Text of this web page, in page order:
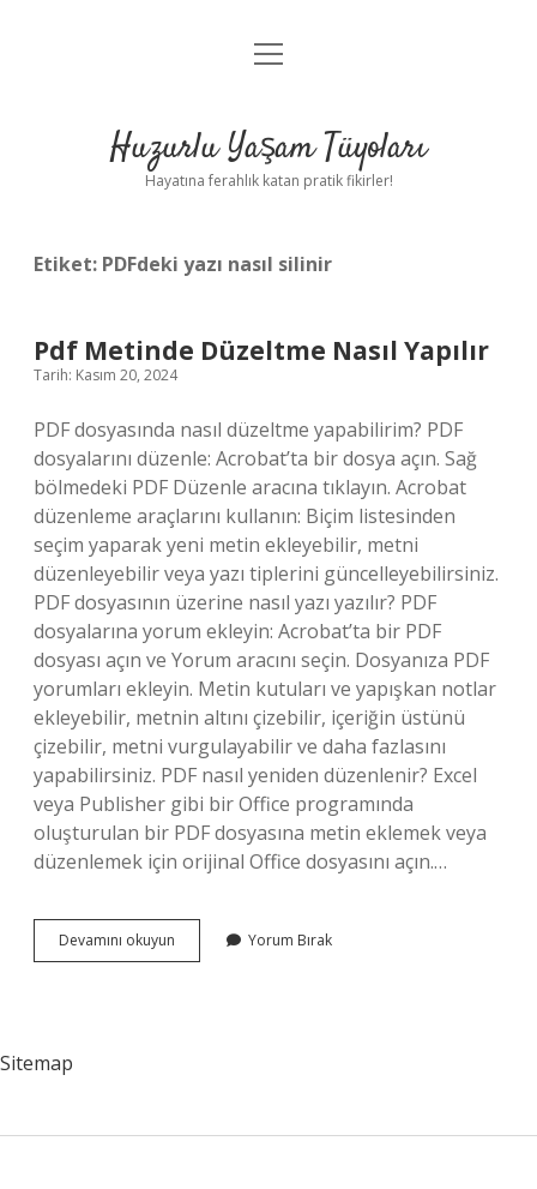
Anasayfa
Yasal Uyarı
menüyü
Huzurlu Yaşam Tüyoları
Hayatına ferahlık katan pratik fikirler!
Etiket: PDFdeki yazı nasıl silinir
Pdf Metinde Düzeltme Nasıl Yapılır
Tarih: Kasım 20, 2024
PDF dosyasında nasıl düzeltme yapabilirim? PDF
dosyalarını düzenle: Acrobat’ta bir dosya açın. Sağ
bölmedeki PDF Düzenle aracına tıklayın. Acrobat
düzenleme araçlarını kullanın: Biçim listesinden
seçim yaparak yeni metin ekleyebilir, metni
düzenleyebilir veya yazı tiplerini güncelleyebilirsiniz.
PDF dosyasının üzerine nasıl yazı yazılır? PDF
dosyalarına yorum ekleyin: Acrobat’ta bir PDF
dosyası açın ve Yorum aracını seçin. Dosyanıza PDF
yorumları ekleyin. Metin kutuları ve yapışkan notlar
ekleyebilir, metnin altını çizebilir, içeriğin üstünü
çizebilir, metni vurgulayabilir ve daha fazlasını
yapabilirsiniz. PDF nasıl yeniden düzenlenir? Excel
veya Publisher gibi bir Office programında
oluşturulan bir PDF dosyasına metin eklemek veya
düzenlemek için orijinal Office dosyasını açın.…
Devamını okuyun
Metinde
Yorum Bırak
Sitemap